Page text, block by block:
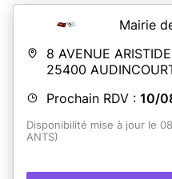
Mairie
8 AVENUE
25400
Prochain RDV : 10/
Disponibilité mise à jour le
ANTS)